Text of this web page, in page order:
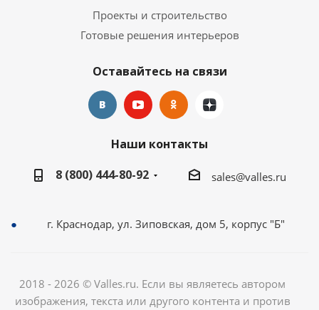
Проекты и строительство
Готовые решения интерьеров
Оставайтесь на связи
Наши контакты
8 (800) 444-80-92
sales@valles.ru
г. Краснодар, ул. Зиповская, дом 5, корпус "Б"
2018 - 2026 © Valles.ru. Если вы являетесь автором
изображения, текста или другого контента и против